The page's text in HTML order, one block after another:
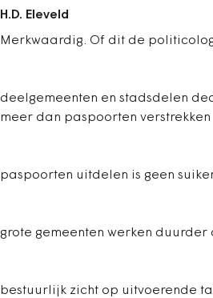
H.D. Eleveld
Merkwaardig. Of dit de
deelgemeenten en stadsdelen
meer dan paspoorten verstrekken
paspoorten uitdelen is geen
grote gemeenten werken duurder
bestuurlijk zicht op uitvoerende